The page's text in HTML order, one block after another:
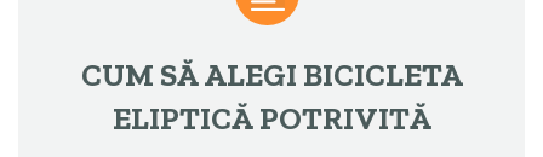
CUM SĂ ALEGI BICICLETA
ELIPTICĂ POTRIVITĂ